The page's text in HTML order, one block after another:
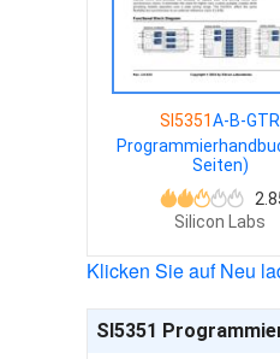
SI5351A-B-GTR
Seiten)
Silicon Labs
Klicken Sie auf Neu
SI5351